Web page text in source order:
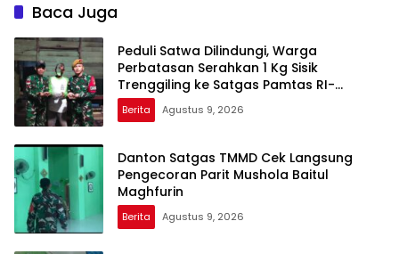
Baca Juga
Peduli Satwa Dilindungi, Warga
Perbatasan Serahkan 1 Kg Sisik
Trenggiling ke Satgas Pamtas RI-
Malaysia Yonarmed 19/Bogani
Berita Agustus 9, 2026
Danton Satgas TMMD Cek Langsung
Pengecoran Parit Mushola Baitul
Maghfurin
Berita Agustus 9, 2026